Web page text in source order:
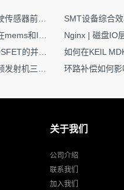
关于我们
公司介绍
联系我们
加入我们